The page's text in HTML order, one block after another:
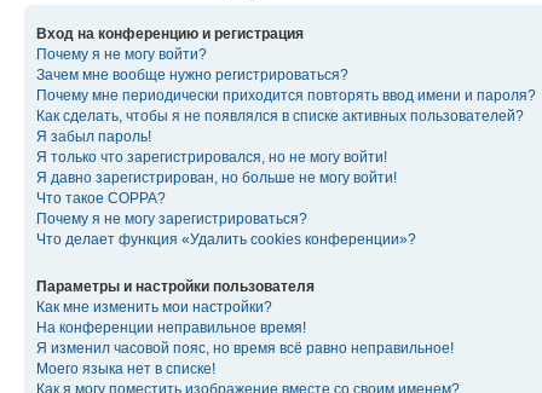
Вход на конференцию и регистрация
Почему я не могу войти?
Зачем мне вообще нужно регистрироваться?
Почему мне периодически приходится повторять ввод имени и пароля?
Как сделать, чтобы я не появлялся в списке активных пользователей?
Я забыл пароль!
Я только что зарегистрировался, но не могу войти!
Я давно зарегистрирован, но больше не могу войти!
Что такое COPPA?
Почему я не могу зарегистрироваться?
Что делает функция «Удалить cookies конференции»?
Параметры и настройки пользователя
Как мне изменить мои настройки?
На конференции неправильное время!
Я изменил часовой пояс, но время всё равно неправильное!
Моего языка нет в списке!
Как я могу поместить изображение вместе со своим именем?